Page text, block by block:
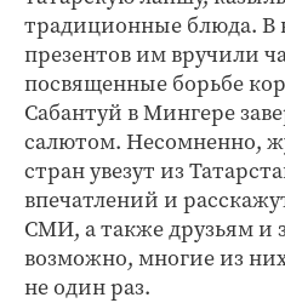
традиционные блюда. В
презентов им вручили
посвященные борьбе
Сабантуй в Мингере
салютом. Несомненно,
стран увезут из
впечатлений и
СМИ, а также друзьям и
возможно, многие из
не один раз.